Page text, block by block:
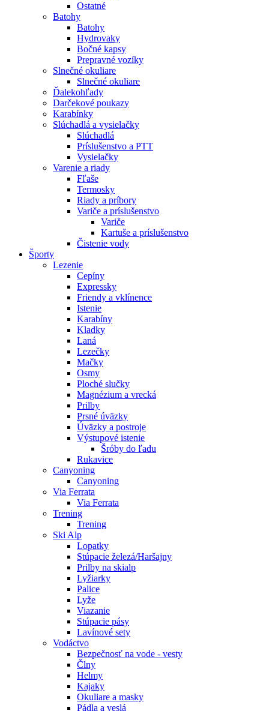
Ostatné
Batohy
Batohy
Hydrovaky
Bočné kapsy
Prepravné vozíky
Slnečné okuliare
Slnečné okuliare
Ďalekohľady
Darčekové poukazy
Karabínky
Slúchadlá a vysielačky
Slúchadlá
Príslušenstvo a PTT
Vysielačky
Varenie a riady
Fľaše
Termosky
Riady a príbory
Variče a príslušenstvo
Variče
Kartuše a príslušenstvo
Čistenie vody
Športy
Lezenie
Cepíny
Expressky
Friendy a vklínence
Istenie
Karabíny
Kladky
Laná
Lezečky
Mačky
Osmy
Ploché slučky
Magnézium a vrecká
Prilby
Prsné úväzky
Úväzky a postroje
Výstupové istenie
Šróby do ľadu
Rukavice
Canyoning
Canyoning
Via Ferrata
Via Ferrata
Trening
Trening
Ski Alp
Lopatky
Stúpacie železá/Haršajny
Prilby na skialp
Lyžiarky
Palice
Lyže
Viazanie
Stúpacie pásy
Lavínové sety
Vodáctvo
Bezpečnosť na vode - vesty
Člny
Helmy
Kajaky
Okuliare a masky
Pádla a veslá